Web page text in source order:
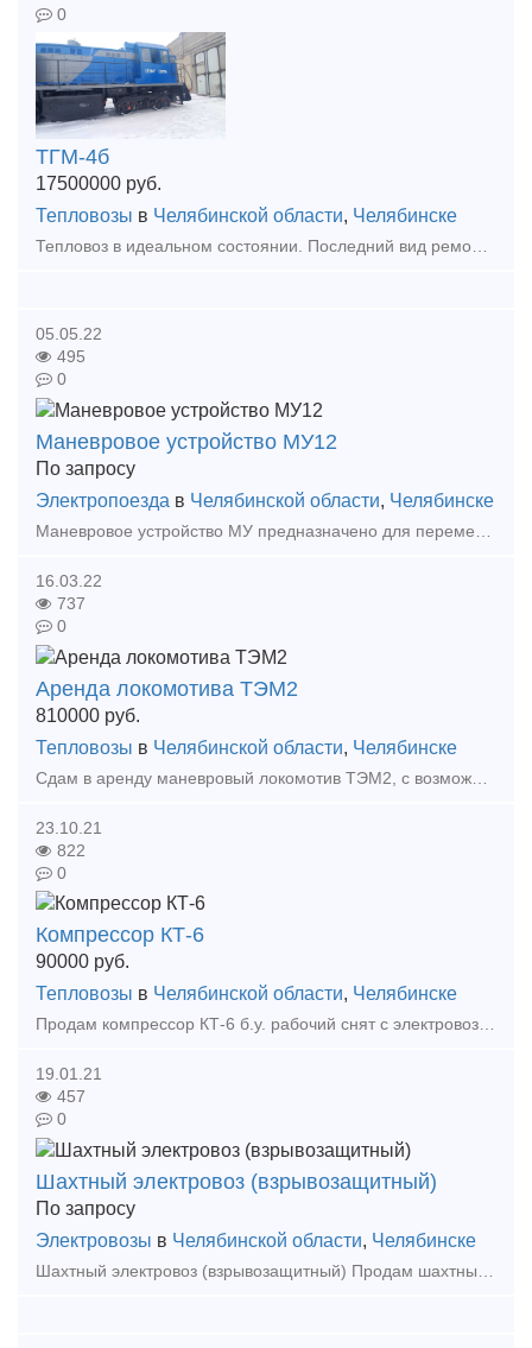
0
ТГМ-4б
17500000 руб.
Тепловозы в Челябинской области, Челябинске
Тепловоз в идеальном состоянии. Последний вид ремонта ТР-3 в 2022г. Бандаж 60мм, Гребень 30мм. Продление срока службы до 2030 года. Полный пакет документов.
05.05.22
495
0
Маневровое устройство МУ12
По запросу
Электропоезда в Челябинской области, Челябинске
16.03.22
737
0
Аренда локомотива ТЭМ2
810000 руб.
Тепловозы в Челябинской области, Челябинске
23.10.21
822
0
Компрессор КТ-6
90000 руб.
Тепловозы в Челябинской области, Челябинске
Продам компрессор КТ-6 б.у. рабочий снят с электровоза вл-10 Продам токоприемники П-5 5штук. Бывшие в употреблении с электровоза вл-10, Самовывоз, местонахождение Челябинская область,
19.01.21
457
0
Шахтный электровоз (взрывозащитный)
По запросу
Электровозы в Челябинской области, Челябинске
Шахтный электровоз (взрывозащитный) Продам шахтный взрывозащитный электровоз производства КНР. Электровоз шахтный взрывозащитный предназначен для перевозки персонала, оборудования в штреке или